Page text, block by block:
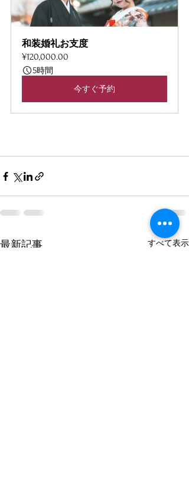
和装婚礼お支度
¥120,000.00
5時間
今すぐ予約
最新記事 すべて表示